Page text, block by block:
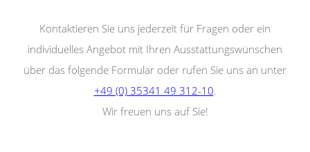
Kontaktieren Sie uns jederzeit für Fragen oder ein
individuelles Angebot mit Ihren Ausstattungswünschen
über das folgende Formular oder rufen Sie uns an unter
+49 (0) 35341 49 312-10.
Wir freuen uns auf Sie!